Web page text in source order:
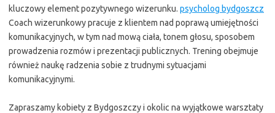
kluczowy element pozytywnego wizerunku. psycholog bydgoszcz
Coach wizerunkowy pracuje z klientem nad poprawą umiejętności
komunikacyjnych, w tym nad mową ciała, tonem głosu, sposobem
prowadzenia rozmów i prezentacji publicznych. Trening obejmuje
również naukę radzenia sobie z trudnymi sytuacjami
komunikacyjnymi.
Zapraszamy kobiety z Bydgoszczy i okolic na wyjątkowe warsztaty